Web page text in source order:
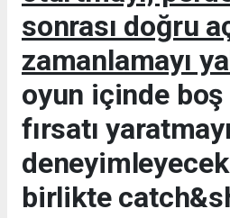
sonrası doğru
zamanlamayı
oyun içinde
fırsatı yaratmayı
birlikte